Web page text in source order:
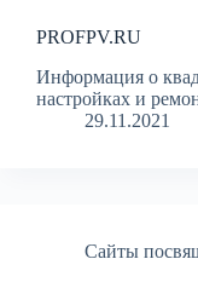
PROFPV.RU
Информация о
настройках и
29.11.2021
Сайты